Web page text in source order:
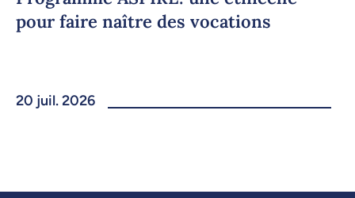
pour faire naître des vocations
20 juil. 2026